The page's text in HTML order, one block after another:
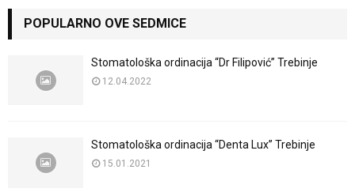
POPULARNO OVE SEDMICE
Stomatološka ordinacija “Dr Filipović” Trebinje
12.04.2022
Stomatološka ordinacija “Denta Lux” Trebinje
15.01.2021